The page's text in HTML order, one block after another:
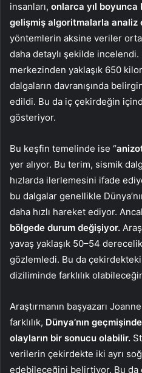
insanları, onlarca yıl
gelişmiş algoritmalarla analiz
yöntemlerin aksine veriler
daha detaylı şekilde incelendi.
merkezinden yaklaşık 650
dalgaların davranışında
edildi. Bu da iç çekirdeğin
gösteriyor.
Bu keşfin temelinde ise “
yer alıyor. Bu terim, sismik
hızlarda ilerlemesini ifade
bu dalgalar genellikle
daha hızlı hareket ediyor.
bölgede durum değişiyor.
yavaş yaklaşık 50–54
gözlemledi. Bu da
diziliminde farklılık
Araştırmanın başyazarı
farklılık, Dünya’nın
olayların bir sonucu olabilir.
verilerin çekirdekte iki ayrı
edebileceğini belirtiyor. Bu da